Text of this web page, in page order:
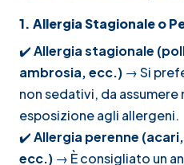
1. Allergia Stagionale o
✔️Allergia stagionale
ambrosia, ecc.) → Si
non sedativi, da
esposizione agli allergeni.
✔️Allergia perenne
ecc.) → È consigliato un